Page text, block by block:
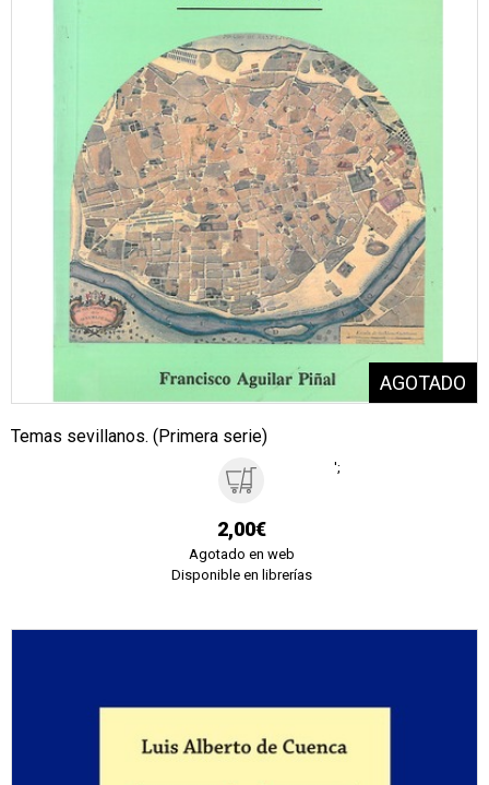
Temas sevillanos. (Primera serie)
2,00€
Agotado en web
Disponible en librerías
';